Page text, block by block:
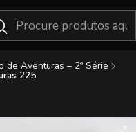
de Aventuras – 2ª Série
225